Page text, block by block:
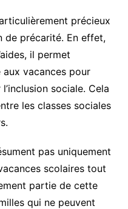
précieux
de précarité. En effet,
il permet
aux vacances pour
sociale. Cela
les classes sociales
pas uniquement
scolaires tout
partie de cette
qui ne peuvent